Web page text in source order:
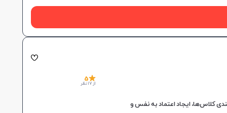
5
از 17 نظر